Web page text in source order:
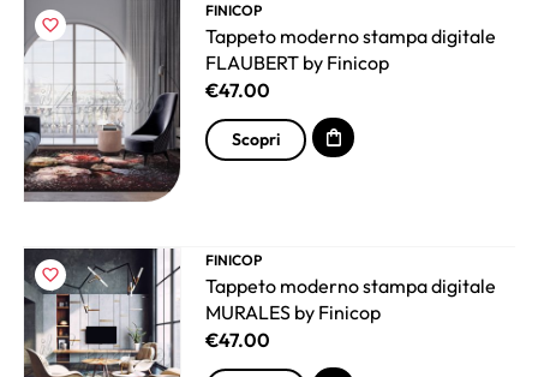
FINICOP
Tappeto moderno stampa digitale
FLAUBERT by Finicop
€47.00
Scopri
FINICOP
Tappeto moderno stampa digitale
MURALES by Finicop
€47.00